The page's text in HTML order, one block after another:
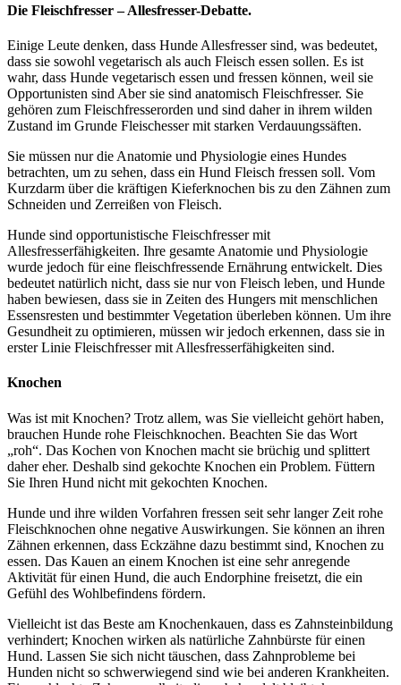
Die Fleischfresser – Allesfresser-Debatte.
Einige Leute denken, dass Hunde Allesfresser sind, was bedeutet,
dass sie sowohl vegetarisch als auch Fleisch essen sollen. Es ist
wahr, dass Hunde vegetarisch essen und fressen können, weil sie
Opportunisten sind Aber sie sind anatomisch Fleischfresser. Sie
gehören zum Fleischfresserorden und sind daher in ihrem wilden
Zustand im Grunde Fleischesser mit starken Verdauungssäften.
Sie müssen nur die Anatomie und Physiologie eines Hundes
betrachten, um zu sehen, dass ein Hund Fleisch fressen soll. Vom
Kurzdarm über die kräftigen Kieferknochen bis zu den Zähnen zum
Schneiden und Zerreißen von Fleisch.
Hunde sind opportunistische Fleischfresser mit
Allesfresserfähigkeiten. Ihre gesamte Anatomie und Physiologie
wurde jedoch für eine fleischfressende Ernährung entwickelt. Dies
bedeutet natürlich nicht, dass sie nur von Fleisch leben, und Hunde
haben bewiesen, dass sie in Zeiten des Hungers mit menschlichen
Essensresten und bestimmter Vegetation überleben können. Um ihre
Gesundheit zu optimieren, müssen wir jedoch erkennen, dass sie in
erster Linie Fleischfresser mit Allesfresserfähigkeiten sind.
Knochen
Was ist mit Knochen? Trotz allem, was Sie vielleicht gehört haben,
brauchen Hunde rohe Fleischknochen. Beachten Sie das Wort
„roh“. Das Kochen von Knochen macht sie brüchig und splittert
daher eher. Deshalb sind gekochte Knochen ein Problem. Füttern
Sie Ihren Hund nicht mit gekochten Knochen.
Hunde und ihre wilden Vorfahren fressen seit sehr langer Zeit rohe
Fleischknochen ohne negative Auswirkungen. Sie können an ihren
Zähnen erkennen, dass Eckzähne dazu bestimmt sind, Knochen zu
essen. Das Kauen an einem Knochen ist eine sehr anregende
Aktivität für einen Hund, die auch Endorphine freisetzt, die ein
Gefühl des Wohlbefindens fördern.
Vielleicht ist das Beste am Knochenkauen, dass es Zahnsteinbildung
verhindert; Knochen wirken als natürliche Zahnbürste für einen
Hund. Lassen Sie sich nicht täuschen, dass Zahnprobleme bei
Hunden nicht so schwerwiegend sind wie bei anderen Krankheiten.